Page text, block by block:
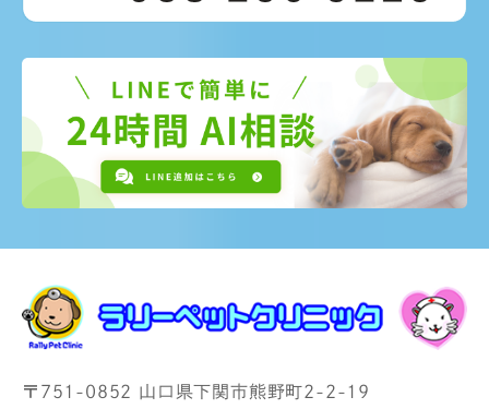
〒751-0852 山口県下関市熊野町2-2-19